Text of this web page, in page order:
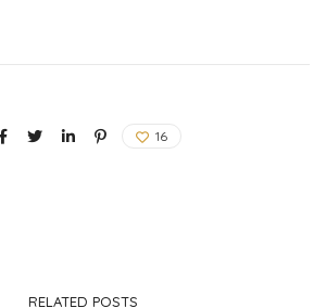
16
RELATED POSTS